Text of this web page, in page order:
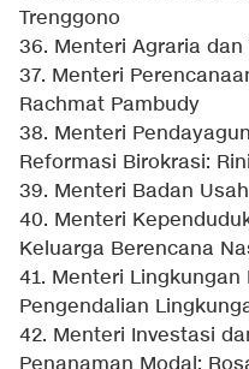
Trenggono
36. Menteri Agraria dan
37. Menteri
Rachmat Pambudy
38. Menteri
Reformasi Birokrasi:
39. Menteri Badan
40. Menteri
Keluarga Berencana
41. Menteri
Pengendalian
42. Menteri Investasi